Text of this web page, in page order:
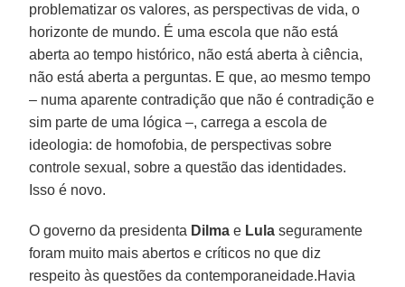
problematizar os valores, as perspectivas de vida, o
horizonte de mundo. É uma escola que não está
aberta ao tempo histórico, não está aberta à ciência,
não está aberta a perguntas. E que, ao mesmo tempo
– numa aparente contradição que não é contradição e
sim parte de uma lógica –, carrega a escola de
ideologia: de homofobia, de perspectivas sobre
controle sexual, sobre a questão das identidades.
Isso é novo.
O governo da presidenta Dilma e Lula seguramente
foram muito mais abertos e críticos no que diz
respeito às questões da contemporaneidade.Havia